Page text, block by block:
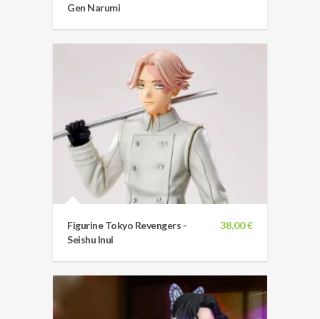
Gen Narumi
38,00 €
Figurine Tokyo Revengers -
Seishu Inui